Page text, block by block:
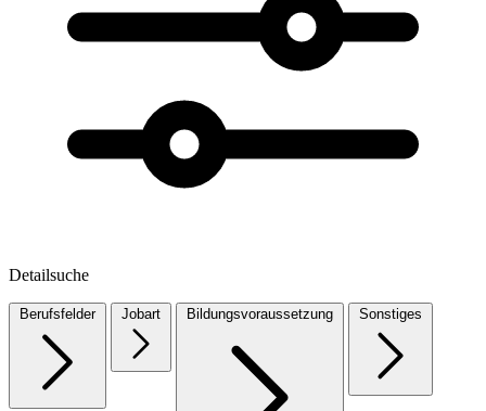
Detailsuche
Berufsfelder Jobart Bildungsvoraussetzung Sonstiges